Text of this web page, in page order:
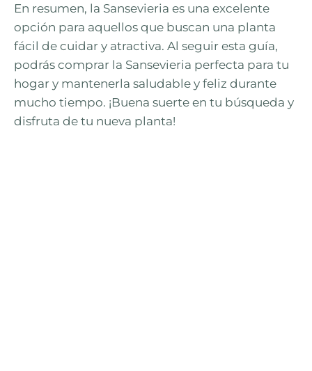
En resumen, la Sansevieria es una excelente
opción para aquellos que buscan una planta
fácil de cuidar y atractiva. Al seguir esta guía,
podrás comprar la Sansevieria perfecta para tu
hogar y mantenerla saludable y feliz durante
mucho tiempo. ¡Buena suerte en tu búsqueda y
disfruta de tu nueva planta!